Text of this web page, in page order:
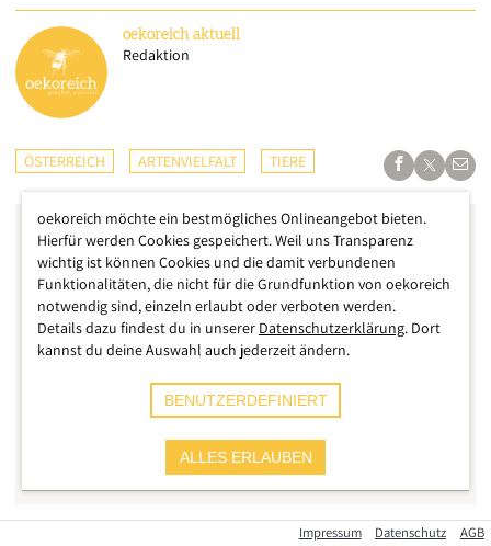
oekoreich aktuell
Redaktion
ÖSTERREICH ARTENVIELFALT TIERE
Impressum Datenschutz AGB
oekoreich möchte ein bestmögliches Onlineangebot bieten.
Hierfür werden Cookies gespeichert. Weil uns Transparenz
wichtig ist können Cookies und die damit verbundenen
Funktionalitäten, die nicht für die Grundfunktion von oekoreich
notwendig sind, einzeln erlaubt oder verboten werden.
Details dazu findest du in unserer Datenschutzerklärung. Dort
kannst du deine Auswahl auch jederzeit ändern.
BENUTZERDEFINIERT
ALLES ERLAUBEN